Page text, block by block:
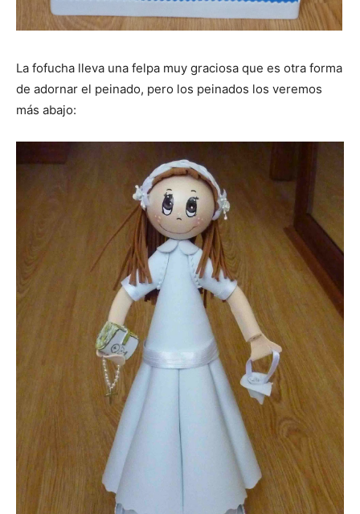
La fofucha lleva una felpa muy graciosa que es otra forma
de adornar el peinado, pero los peinados los veremos
más abajo: